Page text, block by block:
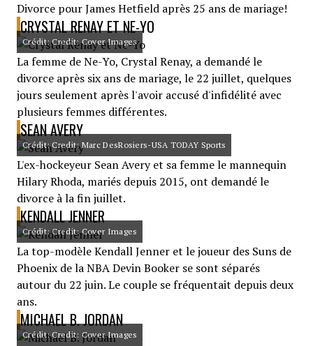
Divorce pour James Hetfield après 25 ans de mariage!
CRYSTAL RENAY ET NE-YO
Crédit: Credit: Cover Images
La femme de Ne-Yo, Crystal Renay, a demandé le
divorce après six ans de mariage, le 22 juillet, quelques
jours seulement après l'avoir accusé d'infidélité avec
plusieurs femmes différentes.
SEAN AVERY
Crédit: Credit: Marc DesRosiers-USA TODAY Sports
L'ex-hockeyeur Sean Avery et sa femme le mannequin
Hilary Rhoda, mariés depuis 2015, ont demandé le
divorce à la fin juillet.
KENDALL JENNER
Crédit: Credit: Cover Images
La top-modèle Kendall Jenner et le joueur des Suns de
Phoenix de la NBA Devin Booker se sont séparés
autour du 22 juin. Le couple se fréquentait depuis deux
ans.
MICHAEL B. JORDAN
Crédit: Credit: Cover Images